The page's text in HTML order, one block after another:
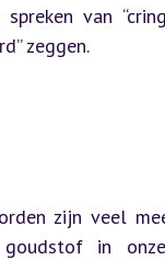
van
zeggen.
zijn veel
in